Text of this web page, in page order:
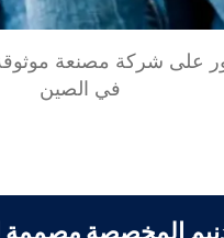
على شركة مصنعة
في الصين